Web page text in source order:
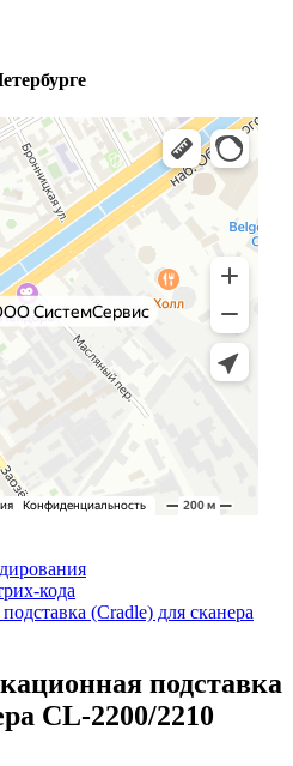
кода
(Cradle) для сканера
подставка
CL-2200/2210